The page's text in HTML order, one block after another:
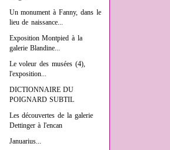
Un monument à Fanny, dans le
lieu de naissance...
Exposition Montpied à la
galerie Blandine...
Le voleur des musées (4),
l'exposition...
DICTIONNAIRE DU
POIGNARD SUBTIL
Les découvertes de la galerie
Dettinger à l'encan
Januarius...